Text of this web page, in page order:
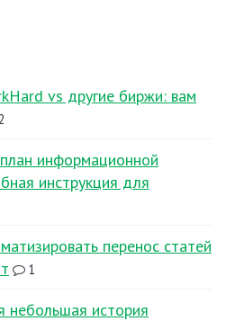
vs другие биржи: вам
информационной
инструкция для
перенос статей
1
небольшая история